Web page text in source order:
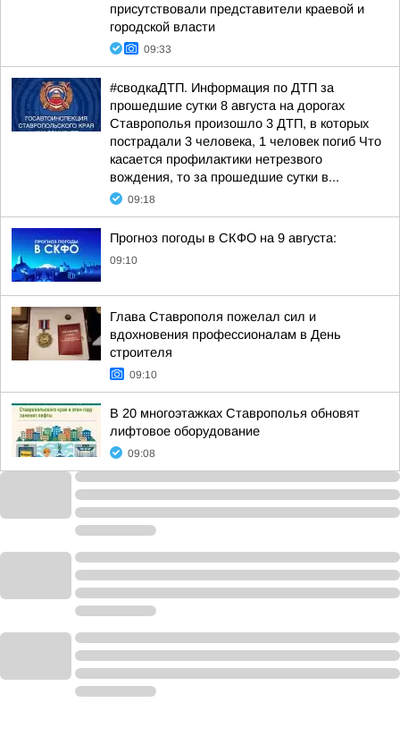
присутствовали представители краевой и
городской власти
09:33
#сводкаДТП. Информация по ДТП за
прошедшие сутки 8 августа на дорогах
Ставрополья произошло 3 ДТП, в которых
пострадали 3 человека, 1 человек погиб Что
касается профилактики нетрезвого
вождения, то за прошедшие сутки в...
09:18
Прогноз погоды в СКФО на 9 августа:
09:10
Глава Ставрополя пожелал сил и
вдохновения профессионалам в День
строителя
09:10
В 20 многоэтажках Ставрополья обновят
лифтовое оборудование
09:08